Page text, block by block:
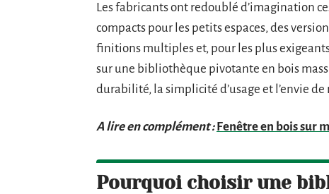
Les fabricants ont redoublé d’imagination
compacts pour les petits espaces, des
finitions multiples et, pour les plus
sur une bibliothèque pivotante en bois
durabilité, la simplicité d’usage et l’envie
A lire en complément : Fenêtre en bois sur
Pourquoi choisir une